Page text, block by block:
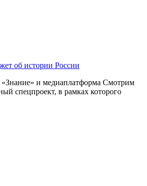
об истории России
«Знание» и медиаплатформа Смотрим
спецпроект, в рамках которого